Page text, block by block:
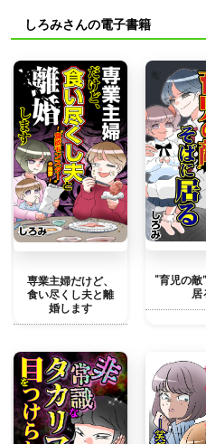
しろみさんの電子書籍
専業主婦だけど、
食い尽くし夫と離
婚します
“育児の敵
居